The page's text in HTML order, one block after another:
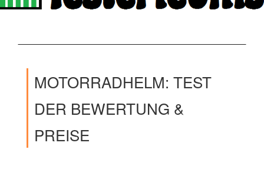
MOTORRADHELM: TEST
DER BEWERTUNG &
PREISE